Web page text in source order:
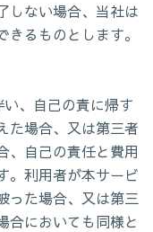
しない場合、当社は
るものとします。
、自己の責に帰す
た場合、又は第三者
、自己の責任と費用
。利用者が本サービ
った場合、又は第三
合においても同様と